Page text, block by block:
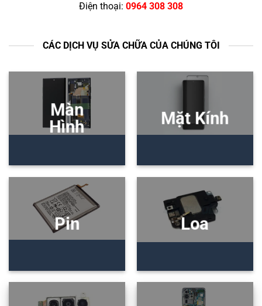
Điện thoại: 0964 308 308
CÁC DỊCH VỤ SỬA CHỮA CỦA CHÚNG TÔI
Màn
Hình
Mặt Kính
Pin Loa